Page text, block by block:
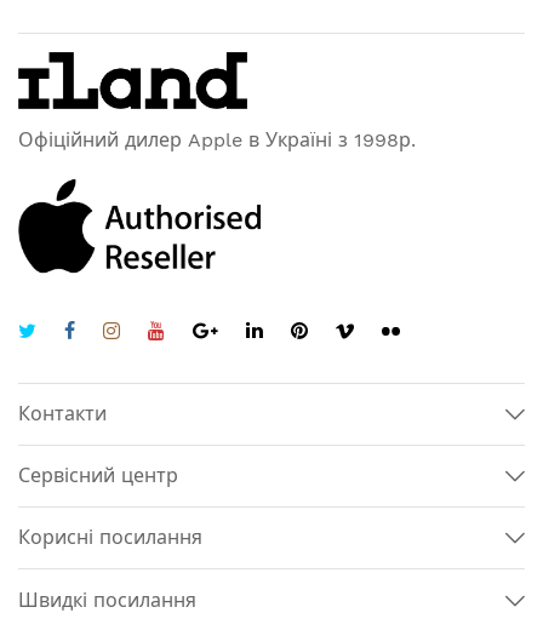
Офіційний дилер Apple в Україні з 1998р.
Контакти
Сервісний центр
Корисні посилання
Швидкі посилання